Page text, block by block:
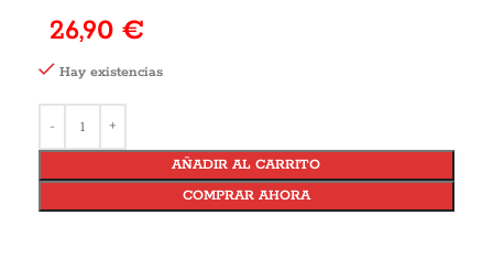
26,90 €
Hay existencias
AÑADIR AL CARRITO
COMPRAR AHORA